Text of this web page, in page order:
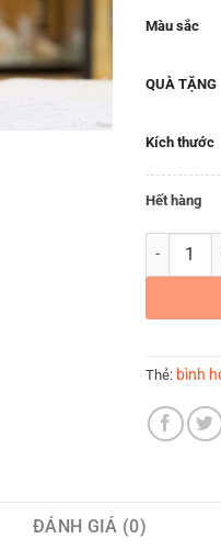
Màu sắc
QUÀ TẶNG
Kích thước
Hết hàng
LỌ HOA
Thẻ: bình
ĐÁNH GIÁ (0)